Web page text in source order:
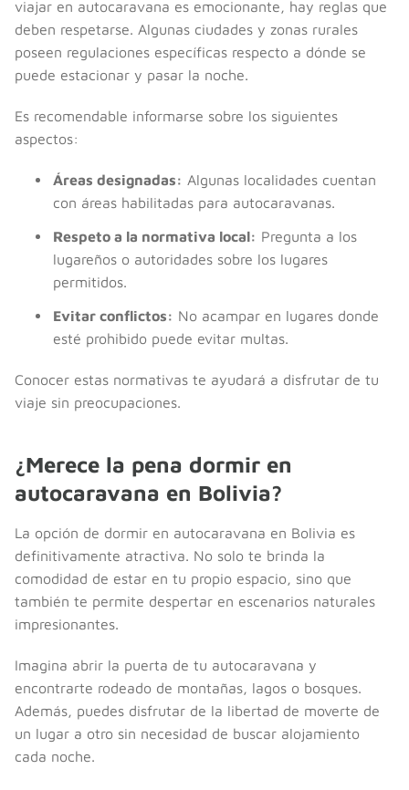
viajar en autocaravana es emocionante, hay reglas que
deben respetarse. Algunas ciudades y zonas rurales
poseen regulaciones específicas respecto a dónde se
puede estacionar y pasar la noche.
Es recomendable informarse sobre los siguientes
aspectos:
Áreas designadas: Algunas localidades cuentan
con áreas habilitadas para autocaravanas.
Respeto a la normativa local: Pregunta a los
lugareños o autoridades sobre los lugares
permitidos.
Evitar conflictos: No acampar en lugares donde
esté prohibido puede evitar multas.
Conocer estas normativas te ayudará a disfrutar de tu
viaje sin preocupaciones.
¿Merece la pena dormir en
autocaravana en Bolivia?
La opción de dormir en autocaravana en Bolivia es
definitivamente atractiva. No solo te brinda la
comodidad de estar en tu propio espacio, sino que
también te permite despertar en escenarios naturales
impresionantes.
Imagina abrir la puerta de tu autocaravana y
encontrarte rodeado de montañas, lagos o bosques.
Además, puedes disfrutar de la libertad de moverte de
un lugar a otro sin necesidad de buscar alojamiento
cada noche.